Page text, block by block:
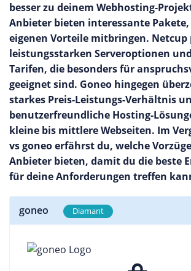
besser zu deinem Webhosting-
Anbieter bieten interessante
eigenen Vorteile mitbringen.
leistungsstarken Serveroptionen
Tarifen, die besonders für
geeignet sind. Goneo hingegen
starkes Preis-Leistungs-Verhältnis
benutzerfreundliche Hosting-
kleine bis mittlere Webseiten. Im
vs goneo erfährst du, welche
Anbieter bieten, damit du die beste
für deine Anforderungen treffen
goneo Diamant